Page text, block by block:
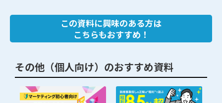
この資料に興味のある方は
こちらもおすすめ！
その他（個人向け）のおすすめ資料